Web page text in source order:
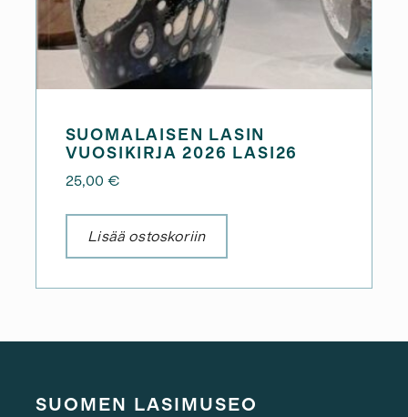
SUOMALAISEN LASIN
VUOSIKIRJA 2026 LASI26
25,00 €
Lisää ostoskoriin
SUOMEN LASIMUSEO